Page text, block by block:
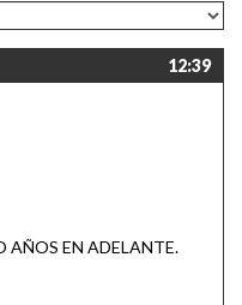
12:39
AÑOS EN ADELANTE.